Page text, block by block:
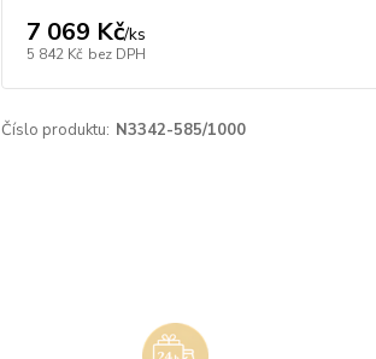
7 069 Kč/ks
5 842 Kč bez DPH
Číslo produktu: N3342-585/1000